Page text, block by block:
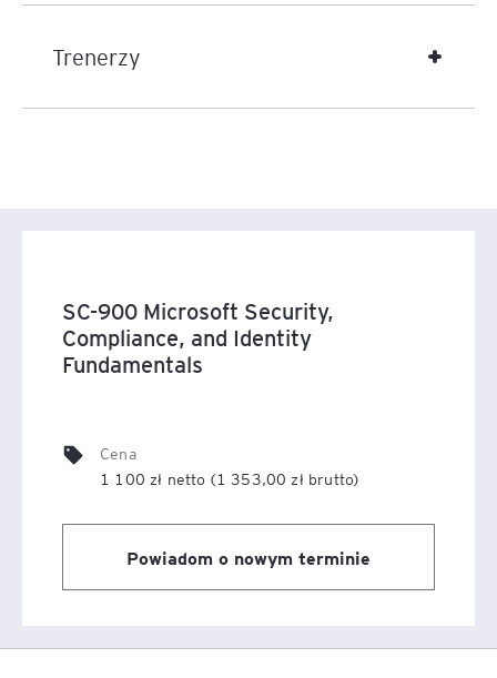
Trenerzy
SC-900 Microsoft Security,
Compliance, and Identity
Fundamentals
Cena
1 100 zł netto (1 353,00 zł brutto)
Powiadom o nowym terminie